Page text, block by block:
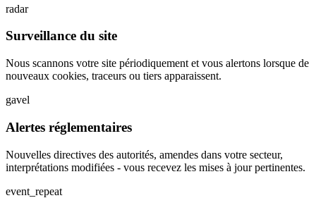
radar
Surveillance du site
Nous scannons votre site périodiquement et vous alertons lorsque de
nouveaux cookies, traceurs ou tiers apparaissent.
gavel
Alertes réglementaires
Nouvelles directives des autorités, amendes dans votre secteur,
interprétations modifiées - vous recevez les mises à jour pertinentes.
event_repeat